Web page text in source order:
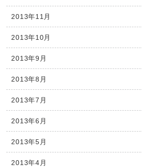
2013年11月
2013年10月
2013年9月
2013年8月
2013年7月
2013年6月
2013年5月
2013年4月